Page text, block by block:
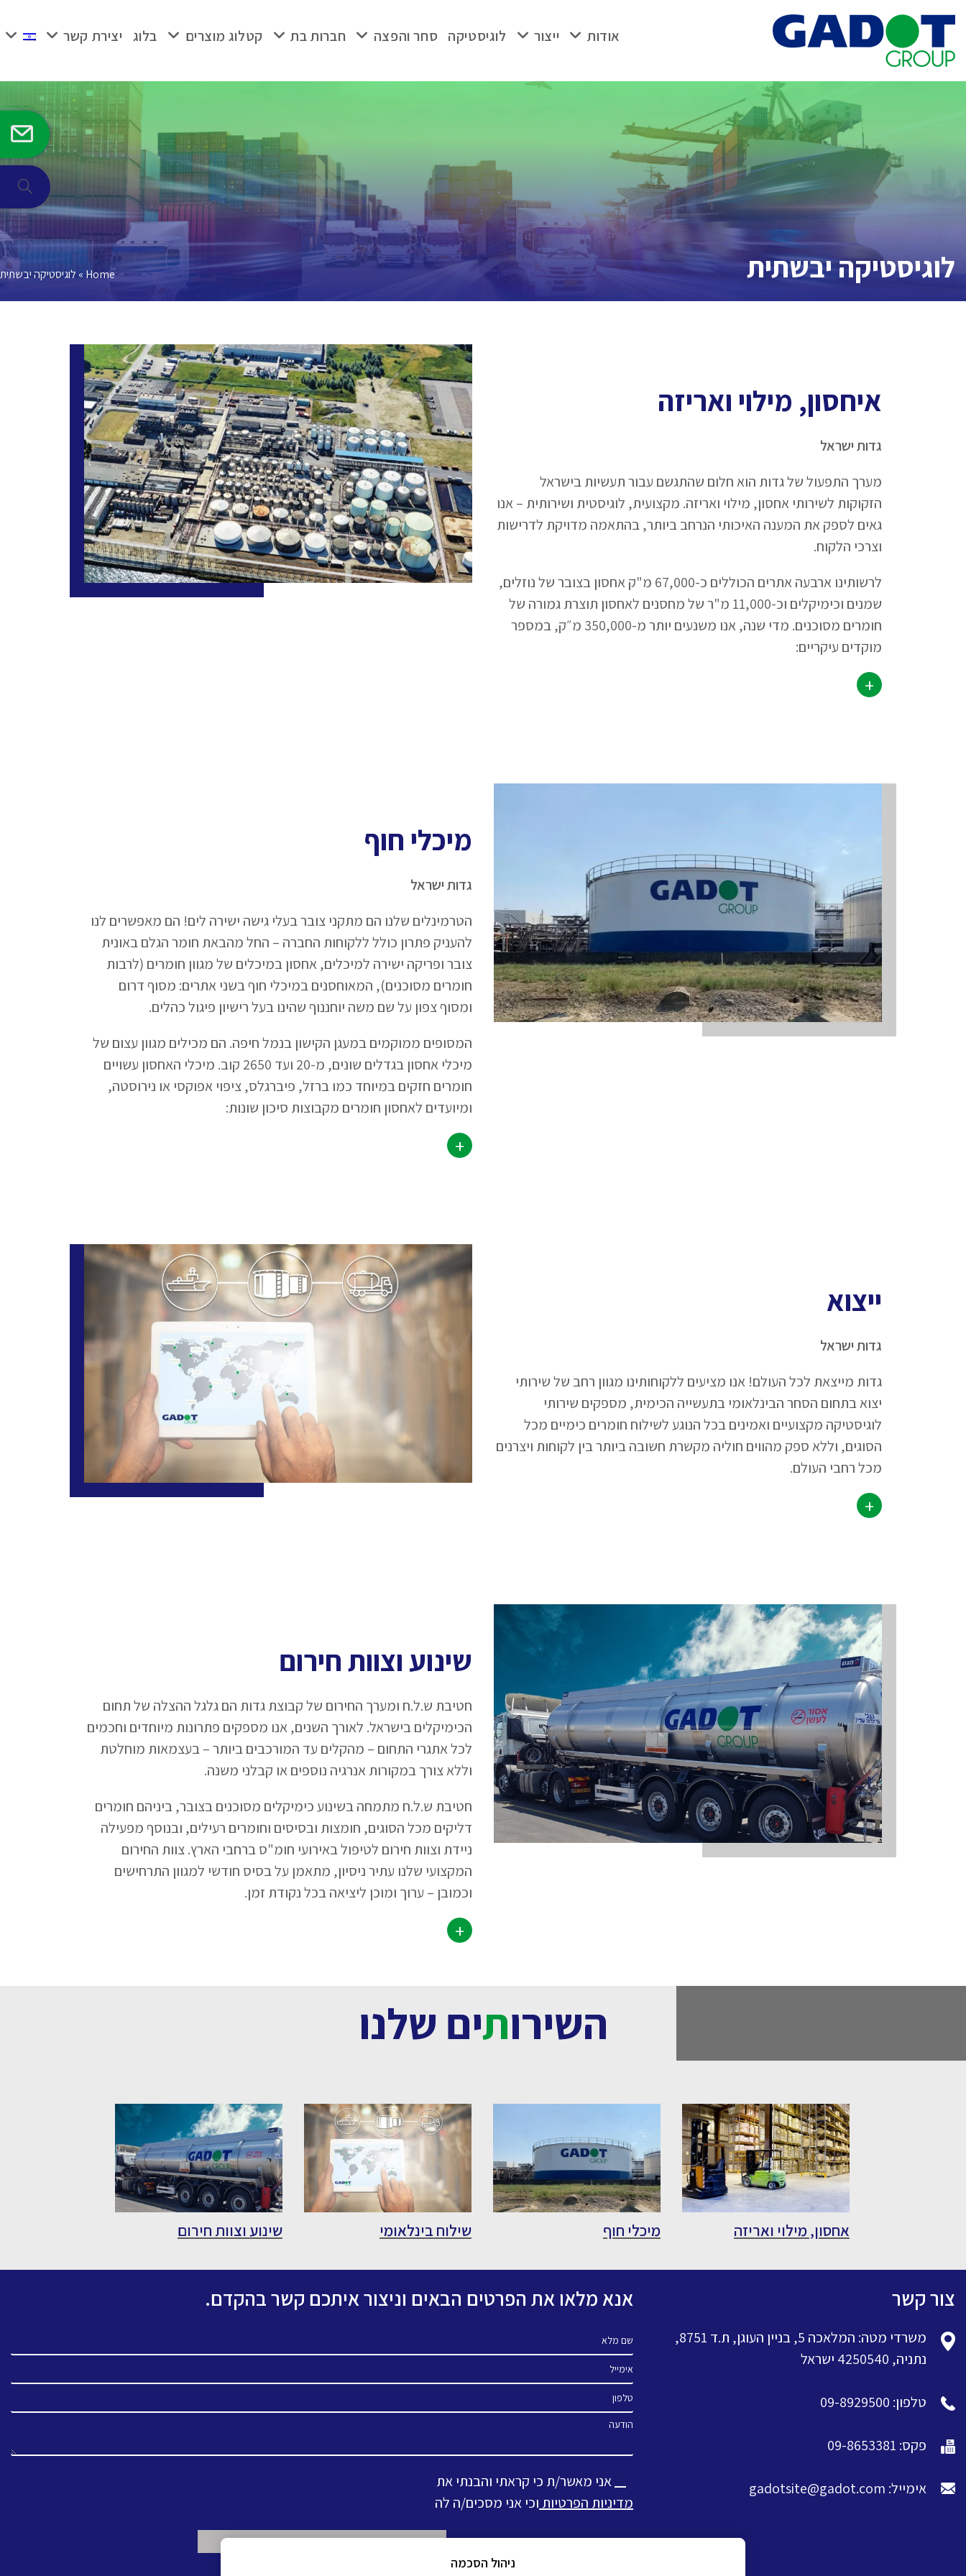
content
אודות ייצור לוגיסטיקה סחר והפצה חברות בת קטלוג מוצרים בלוג יצירת קשר
לוגיסטיקה יבשתית Home
» לוגיסטיקה יבשתית
איחסון, מילוי ואריזה
גדות ישראל
מערך התפעול של גדות הוא חלום שהתגשם עבור תעשיות בישראל
הזקוקות לשירותי אחסון, מילוי ואריזה. מקצועית, לוגיסטית ושירותית – אנו
גאים לספק את המענה האיכותי הנרחב ביותר, בהתאמה מדויקת לדרישות
וצרכי הלקוח.
לרשותינו ארבעה אתרים הכוללים כ-67,000 מ"ק אחסון בצובר של נוזלים,
שמנים וכימיקלים וכ-11,000 מ"ר של מחסנים לאחסון תוצרת גמורה של
חומרים מסוכנים. מדי שנה, אנו משנעים יותר מ-350,000 מ״ק, במספר
מוקדים עיקריים:
+
מיכלי חוף
גדות ישראל
הטרמינלים שלנו הם מתקני צובר בעלי גישה ישירה לים! הם מאפשרים לנו
להעניק פתרון כולל ללקוחות החברה – החל מהבאת חומר הגלם באונית
צובר ופריקה ישירה למיכלים, אחסון במיכלים של מגוון חומרים (לרבות
חומרים מסוכנים), המאוחסנים במיכלי חוף בשני אתרים: מסוף דרום
ומסוף צפון על שם משה יוחננוף שהינו בעל רישיון פיגול כהלים.
המסופים ממוקמים במעגן הקישון בנמל חיפה. הם מכילים מגוון עצום של
מיכלי אחסון בגדלים שונים, מ-20 ועד 2650 קוב. מיכלי האחסון עשויים
חומרים חזקים במיוחד כמו ברזל, פיברגלס, ציפוי אפוקסי או נירוסטה,
ומיועדים לאחסון חומרים מקבוצות סיכון שונות:
+
ייצוא
גדות ישראל
גדות מייצאת לכל העולם! אנו מציעים ללקוחותינו מגוון רחב של שירותי
יצוא בתחום הסחר הבינלאומי בתעשייה הכימית, מספקים שירותי
לוגיסטיקה מקצועיים ואמינים בכל הנוגע לשילוח חומרים כימיים מכל
הסוגים, וללא ספק מהווים חוליה מקשרת חשובה ביותר בין לקוחות ויצרנים
מכל רחבי העולם.
+
שינוע וצוות חירום
חטיבת ש.ל.ח ומערך החירום של קבוצת גדות הם גלגל ההצלה של תחום
הכימיקלים בישראל. לאורך השנים, אנו מספקים פתרונות מיוחדים וחכמים
לכל אתגרי התחום – מהקלים עד המורכבים ביותר – בעצמאות מוחלטת
וללא צורך במקורות אנרגיה נוספים או קבלני משנה.
חטיבת ש.ל.ח מתמחה בשינוע כימיקלים מסוכנים בצובר, ביניהם חומרים
דליקים מכל הסוגים, חומצות ובסיסים וחומרים רעילים, ובנוסף מפעילה
ניידת וצוות חירום לטיפול באירועי חומ"ס ברחבי הארץ. צוות החירום
המקצועי שלנו עתיר ניסיון, מתאמן על בסיס חודשי למגוון התרחישים
וכמובן – ערוך ומוכן ליציאה בכל נקודת זמן.
+
השירותים שלנו
אחסון, מילוי ואריזה מיכלי חוף שילוח בינלאומי שינוע וצוות חירום
צור קשר
משרדי מטה: המלאכה 5, בניין העוגן, ת.ד 8751,
נתניה, 4250540 ישראל
טלפון: 09-8929500
פקס: 09-8653381
אימייל: gadotsite@gadot.com
אנא מלאו את הפרטים הבאים וניצור איתכם קשר בהקדם.
שם מלא
אימייל
טלפון
הודעה
אני מאשר/ת כי קראתי והבנתי את
מדיניות הפרטיות וכי אני מסכים/ה לה
ניהול הסכמה